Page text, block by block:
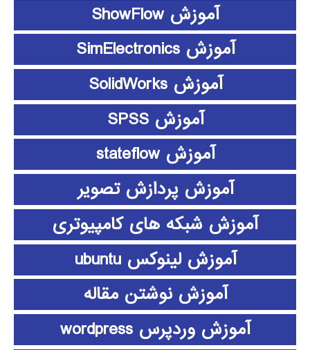
آموزش ShowFlow
آموزش SimElectronics
آموزش SolidWorks
آموزش SPSS
آموزش stateflow
آموزش پردازش تصویر
آموزش شبکه های کامپیوتری
آموزش لینوکس ubuntu
آموزش نوشتن مقاله
آموزش وردپرس wordpress